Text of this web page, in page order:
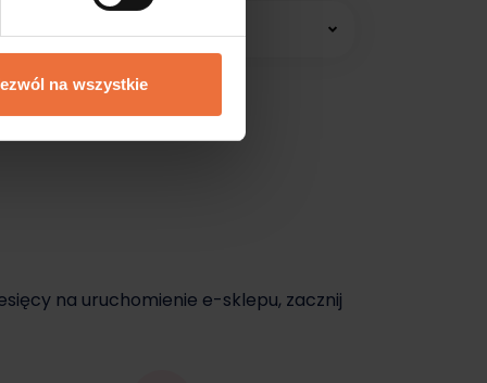
na wszystkie
na uruchomienie e-sklepu, zacznij